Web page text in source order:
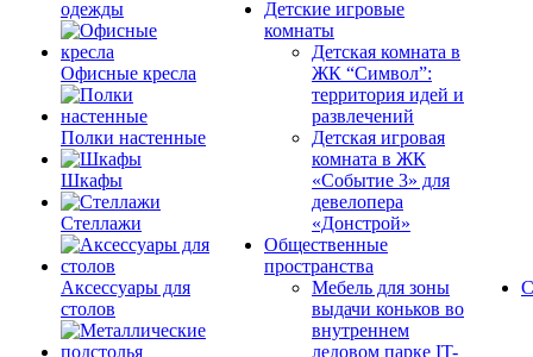
одежды
Офисные кресла
Полки настенные
Шкафы
Стеллажи
Аксессуары для
столов
Детские игровые
комнаты
Детская комната в
ЖК “Символ”:
территория идей и
развлечений
Детская игровая
комната в ЖК
«Событие 3» для
девелопера
«Донстрой»
Общественные
пространства
Мебель для зоны
выдачи коньков во
внутреннем
ледовом парке IT-